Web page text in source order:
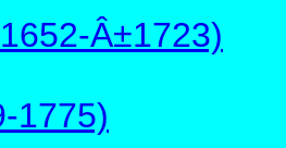
Â±1723)
1775)